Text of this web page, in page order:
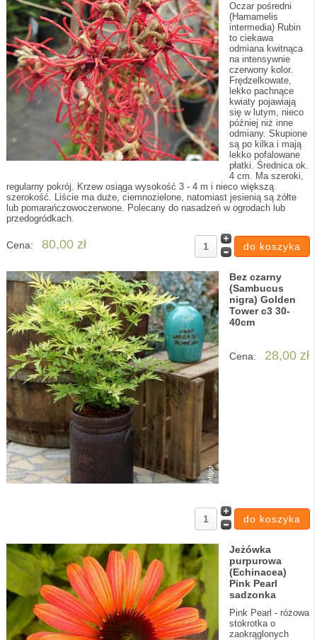
Oczar pośredni
(Hamamelis
intermedia) Rubin
to ciekawa
odmiana kwitnąca
na intensywnie
czerwony kolor.
Frędzelkowate,
lekko pachnące
kwiaty pojawiają
się w lutym, nieco
później niż inne
odmiany. Skupione
są po kilka i mają
lekko pofalowane
płatki. Średnica ok.
4 cm. Ma szeroki,
regularny pokrój. Krzew osiąga wysokość 3 - 4 m i nieco większą
szerokość. Liście ma duże, ciemnozielone, natomiast jesienią są żółte
lub pomarańczowoczerwone. Polecany do nasadzeń w ogrodach lub
przedogródkach.
Cena: 80,00 zł
Bez czarny
(Sambucus
nigra) Golden
Tower c3 30-
40cm
Cena: 28,00 zł
Jeżówka
purpurowa
(Echinacea)
Pink Pearl
sadzonka
Pink Pearl - różowa
stokrotka o
zaokrąglonych